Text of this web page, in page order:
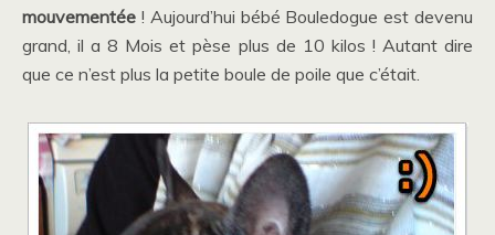
mouvementée ! Aujourd’hui bébé Bouledogue est devenu
grand, il a 8 Mois et pèse plus de 10 kilos ! Autant dire
que ce n’est plus la petite boule de poile que c’était.